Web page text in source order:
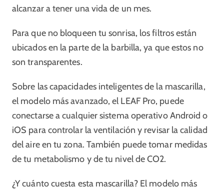
alcanzar a tener una vida de un mes.
Para que no bloqueen tu sonrisa, los filtros están
ubicados en la parte de la barbilla, ya que estos no
son transparentes.
Sobre las capacidades inteligentes de la mascarilla,
el modelo más avanzado, el LEAF Pro, puede
conectarse a cualquier sistema operativo Android o
iOS para controlar la ventilación y revisar la calidad
del aire en tu zona. También puede tomar medidas
de tu metabolismo y de tu nivel de CO2.
¿Y cuánto cuesta esta mascarilla? El modelo más